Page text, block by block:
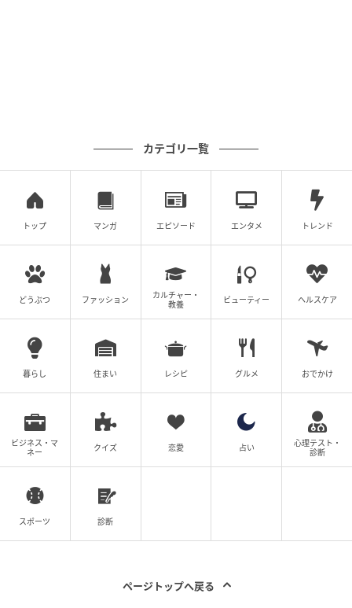
カテゴリ一覧
トップ マンガ エピソード エンタメ トレンド
どうぶつ ファッション
カルチャー・
教養
ビューティー ヘルスケア
暮らし 住まい レシピ グルメ おでかけ
ビジネス・マ
ネー
クイズ 恋愛 占い
心理テスト・
診断
スポーツ 診断
ページトップへ戻る